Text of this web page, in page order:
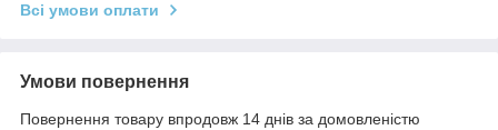
Всі умови оплати
Умови повернення
Повернення товару впродовж 14 днів за домовленістю